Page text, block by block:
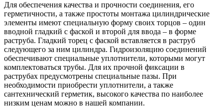
Для обеспечения качества и прочности соединения, его
герметичности, а также простоты монтажа цилиндрические
элементы имеют специальную форму своих торцов – один
вводной гладкий с фаской и второй для ввода – в форме
раструба. Гладкий торец с фаской вставляется в раструб
следующего за ним цилиндра. Гидроизоляцию соединений
обеспечивают специальные уплотнители, которыми могут
комплектоваться трубы. Для их прочной фиксации в
раструбах предусмотрены специальные пазы. При
необходимости приобрести уплотнители, а также
сантехнический герметик, высокого качества по наиболее
низким ценам можно в нашей компании.